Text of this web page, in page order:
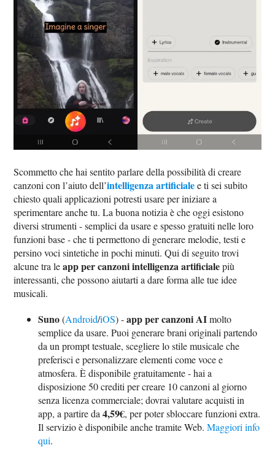
Scommetto che hai sentito parlare della possibilità di creare
canzoni con l’aiuto dell’intelligenza artificialee ti sei subito
chiesto quali applicazioni potresti usare per iniziare a
sperimentare anche tu. La buona notizia è che oggi esistono
diversi strumenti - semplici da usare e spesso gratuiti nelle loro
funzioni base - che ti permettono di generare melodie, testi e
persino voci sintetiche in pochi minuti. Qui di seguito trovi
alcune tra leapp per canzoni intelligenza artificialepiù
interessanti, che possono aiutarti a dare forma alle tue idee
musicali.
Suno(Android/iOS) -app per canzoni AImolto
semplice da usare. Puoi generare brani originali partendo
da un prompt testuale, scegliere lo stile musicale che
preferisci e personalizzare elementi come voce e
atmosfera. È disponibile gratuitamente - hai a
disposizione 50 crediti per creare 10 canzoni al giorno
senza licenza commerciale; dovrai valutare acquisti in
app, a partire da4,59€, per poter sbloccare funzioni extra.
Il servizio è disponibile anche tramite Web.Maggiori info
qui.